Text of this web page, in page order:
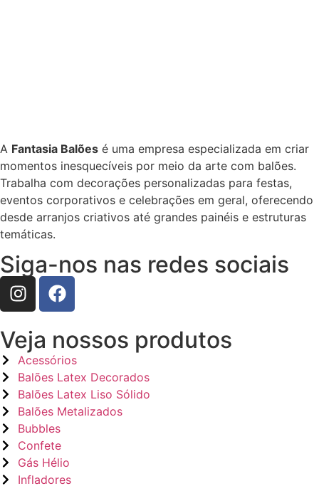
A Fantasia Balões é uma empresa especializada em criar
momentos inesquecíveis por meio da arte com balões.
Trabalha com decorações personalizadas para festas,
eventos corporativos e celebrações em geral, oferecendo
desde arranjos criativos até grandes painéis e estruturas
temáticas.
Siga-nos nas redes sociais
Veja nossos produtos
Acessórios
Balões Latex Decorados
Balões Latex Liso Sólido
Balões Metalizados
Bubbles
Confete
Gás Hélio
Infladores